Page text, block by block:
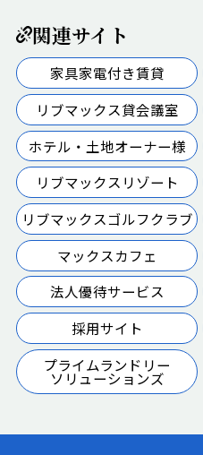
関連サイト
家具家電付き賃貸
リブマックス貸会議室
ホテル・土地オーナー様
リブマックスリゾート
リブマックスゴルフクラブ
マックスカフェ
法人優待サービス
採用サイト
プライムランドリー
ソリューションズ